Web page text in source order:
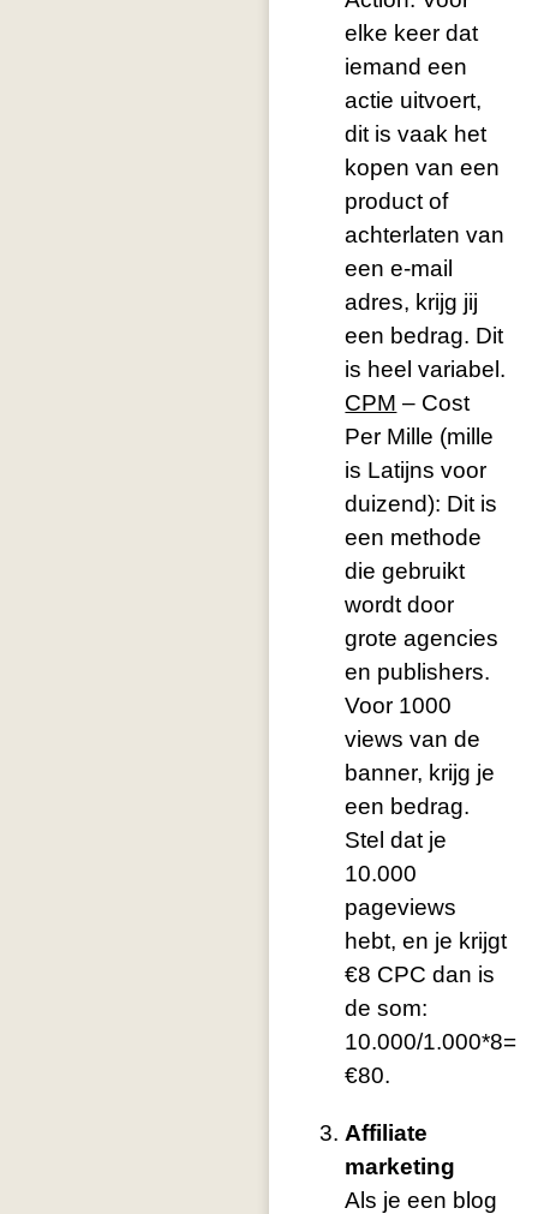
elke keer dat
iemand een
actie uitvoert,
dit is vaak het
kopen van een
product of
achterlaten van
een e-mail
adres, krijg jij
een bedrag. Dit
is heel variabel.
CPM – Cost
Per Mille (mille
is Latijns voor
duizend): Dit is
een methode
die gebruikt
wordt door
grote agencies
en publishers.
Voor 1000
views van de
banner, krijg je
een bedrag.
Stel dat je
10.000
pageviews
hebt, en je krijgt
€8 CPC dan is
de som:
10.000/1.000*8=
€80.
Affiliate
marketing
Als je een blog